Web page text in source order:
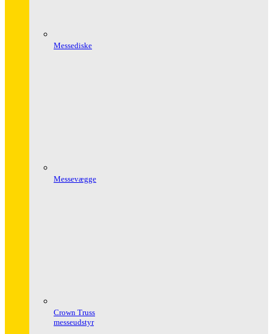
Messediske
Messevægge
Crown Truss
messeudstyr